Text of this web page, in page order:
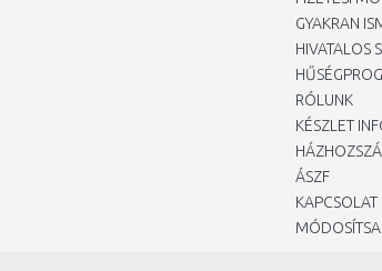
GYAKRAN
HIVATALOS
RÓLUNK
KÉSZLET
ÁSZF
KAPCSOLAT